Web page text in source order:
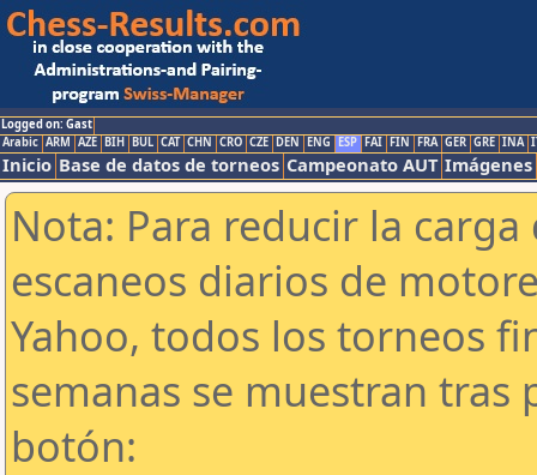
Logged on: Gast
Arabic ARM AZE BIH BUL CAT CHN CRO CZE DEN ENG ESP FAI FIN FRA GER GRE INA
Inicio Base de datos de torneos Campeonato AUT Imágenes
Nota: Para reducir la
escaneos diarios de
Yahoo, todos los torneos
semanas se muestran tras
botón: